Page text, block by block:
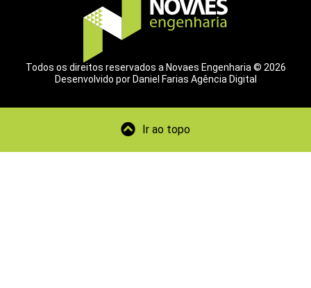
Todos os direitos reservados a Novaes Engenharia © 2026
Desenvolvido por Daniel Farias Agência Digital
Ir ao topo